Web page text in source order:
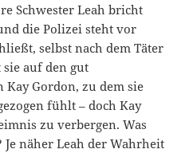
Schwester Leah bricht
die Polizei steht vor
selbst nach dem Täter
auf den gut
Kay Gordon, zu dem sie
fühlt – doch Kay
zu verbergen. Was
näher Leah der Wahrheit